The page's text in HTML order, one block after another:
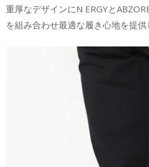
重厚なデザインにN ERGYと
を組み合わせ最適な履き心地を提供